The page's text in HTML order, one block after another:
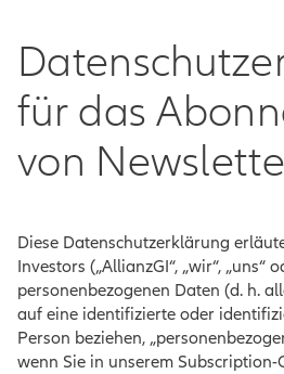
für das
von
Diese Datenschutzerklärung
Investors („AllianzGI“, „wir“, „uns“
personenbezogenen Daten (d. h.
auf eine identifizierte oder
Person beziehen,
wenn Sie in unserem Subscription-